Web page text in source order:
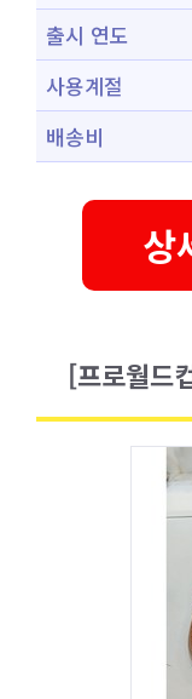
출시 연도
사용계절
배송비
상
[프로월드